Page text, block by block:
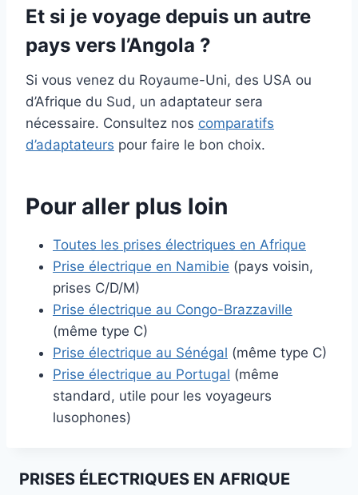
Et si je voyage depuis un autre
pays vers l’Angola ?
Si vous venez du Royaume-Uni, des USA ou
d’Afrique du Sud, un adaptateur sera
nécessaire. Consultez nos comparatifs
d’adaptateurs pour faire le bon choix.
Pour aller plus loin
Toutes les prises électriques en Afrique
Prise électrique en Namibie (pays voisin,
prises C/D/M)
Prise électrique au Congo-Brazzaville
(même type C)
Prise électrique au Sénégal (même type C)
Prise électrique au Portugal (même
standard, utile pour les voyageurs
lusophones)
PRISES ÉLECTRIQUES EN AFRIQUE